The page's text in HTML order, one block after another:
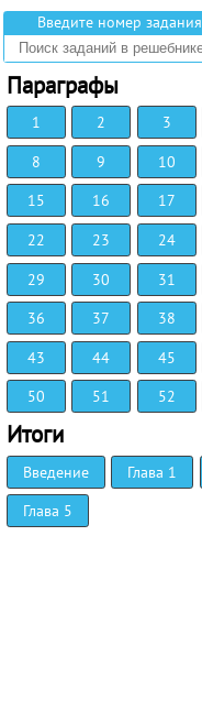
Введите номер задания
Параграфы
1 2 3
8
9 10
15
16 17
22
23 24
29
30 31
36
37 38
43
44 45
50
51 52
Итоги
Введение Глава 1
Глава 5